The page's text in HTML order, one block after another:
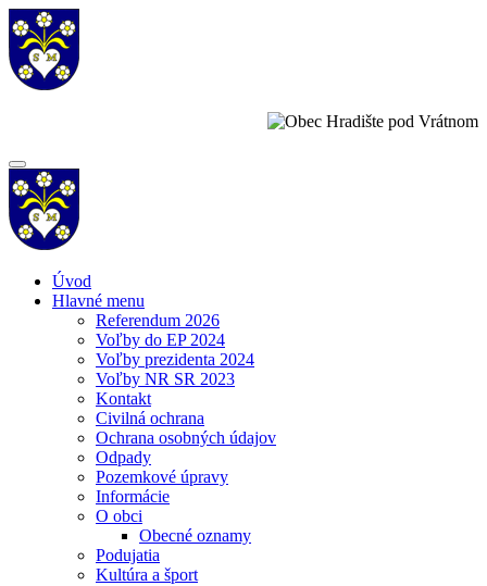
Úvod
Hlavné menu
Referendum 2026
Voľby do EP 2024
Voľby prezidenta 2024
Voľby NR SR 2023
Kontakt
Civilná ochrana
Ochrana osobných údajov
Odpady
Pozemkové úpravy
Informácie
O obci
Obecné oznamy
Podujatia
Kultúra a šport